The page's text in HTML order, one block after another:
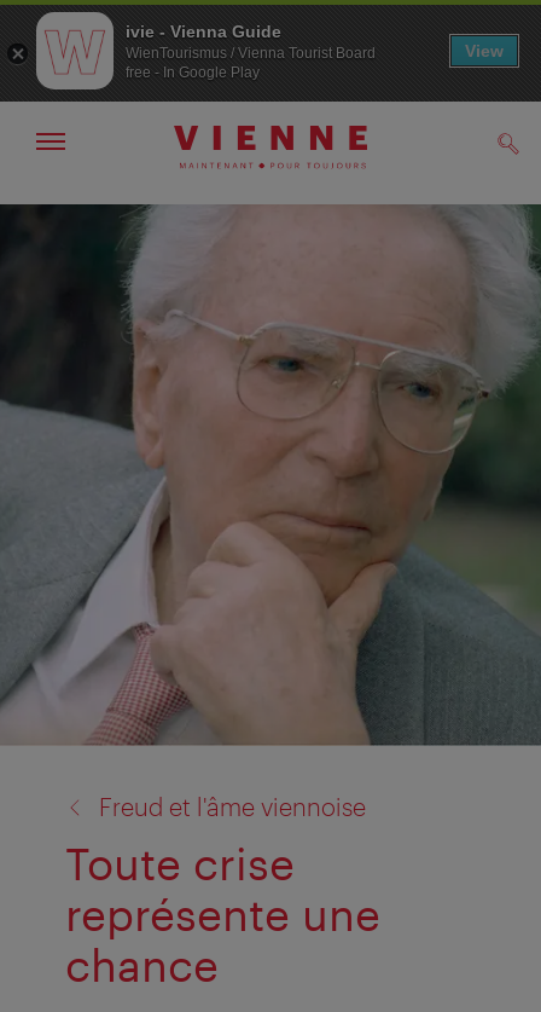
Navigation
Contenu
Afficher
la
Freud et l'âme viennoise
Toute crise
représente une
chance
ivie - Vienna Guide
WienTourismus / Vienna Tourist Board
free - In Google Play
View